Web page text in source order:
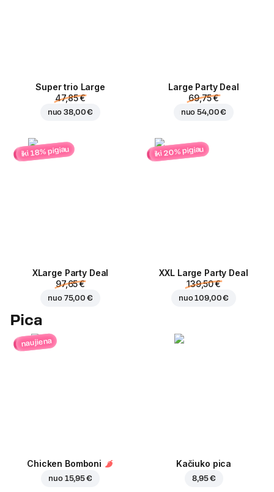
Super trio Large
47,85 €
nuo38,00 €
Large Party Deal
69,75 €
nuo54,00 €
iki 18% pigiau
ХLarge Party Deal
97,65 €
nuo 75,00 €
iki 20% pigiau
XXL Large Party Deal
139,50 €
nuo109,00 €
Pica
naujiena
Chicken Bomboni
nuo 15,95 €
Kačiuko pica
8,95 €